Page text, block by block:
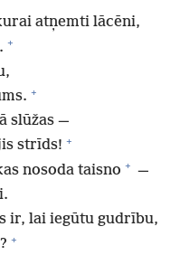
atņemti lācēni,
+
+
slūžas —
strīds! +
nosoda taisno + —
ir, lai iegūtu gudrību,
? +